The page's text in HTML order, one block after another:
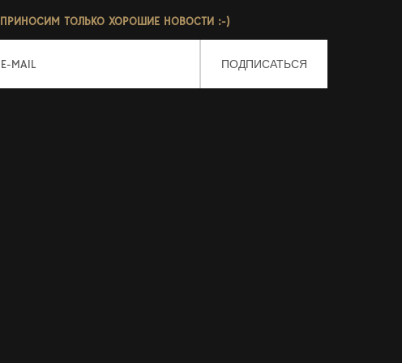
ПРИНОСИМ ТОЛЬКО ХОРОШИЕ НОВОСТИ :-)
E-MAIL